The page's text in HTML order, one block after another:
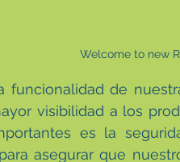
Welcome to new
funcionalidad de
visibilidad a los
es la
asegurar que